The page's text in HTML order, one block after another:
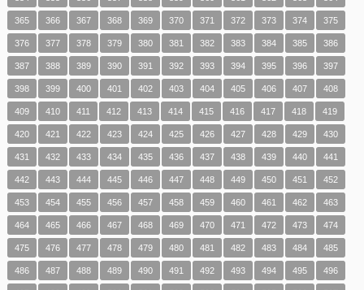
365 366 367 368 369 370 371 372 373 374 375
376 377 378 379 380 381 382 383 384 385 386
387 388 389 390 391 392 393 394 395 396 397
398 399 400 401 402 403 404 405 406 407 408
409 410 411 412 413 414 415 416 417 418 419
420 421 422 423 424 425 426 427 428 429 430
431 432 433 434 435 436 437 438 439 440 441
442 443 444 445 446 447 448 449 450 451 452
453 454 455 456 457 458 459 460 461 462 463
464 465 466 467 468 469 470 471 472 473 474
475 476 477 478 479 480 481 482 483 484 485
486 487 488 489 490 491 492 493 494 495 496